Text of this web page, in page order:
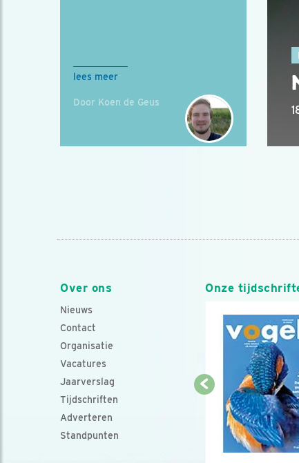
lees meer
Door Koen de Geus
Over ons
Nieuws
Contact
Organisatie
Vacatures
Jaarverslag
Tijdschriften
Adverteren
Standpunten
Onze